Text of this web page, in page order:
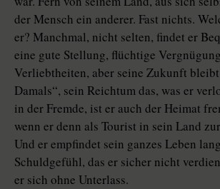
der Mensch ein anderer. Fast nichts.
er? Manchmal, nicht selten, findet er
eine gute Stellung, flüchtige
Verliebtheiten, aber seine Zukunft
Damals“, sein Reichtum das, was er
in der Fremde, ist er auch der Heimat
wenn er denn als Tourist in sein Land
Und er empfindet sein ganzes Leben
Schuldgefühl, das er sicher nicht
er sich ohne Unterlass.